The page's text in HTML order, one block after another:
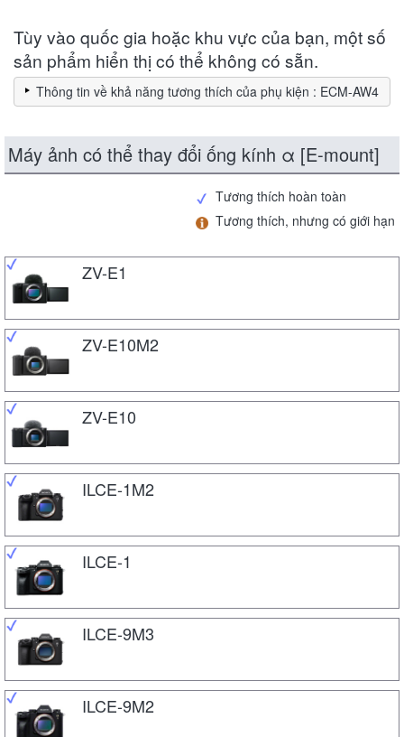
Tùy vào quốc gia hoặc khu vực của bạn, một số
sản phẩm hiển thị có thể không có sẵn.
Thông tin về khả năng tương thích của phụ kiện : ECM-AW4
Máy ảnh có thể thay đổi ống kính α [E-mount]
Tương thích hoàn toàn
Tương thích, nhưng có giới hạn
ZV-E1
ZV-E10M2
ZV-E10
ILCE-1M2
ILCE-1
ILCE-9M3
ILCE-9M2